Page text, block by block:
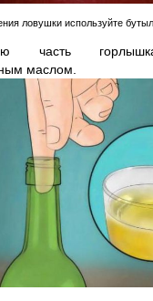
ловушки используйте
часть
маслом.